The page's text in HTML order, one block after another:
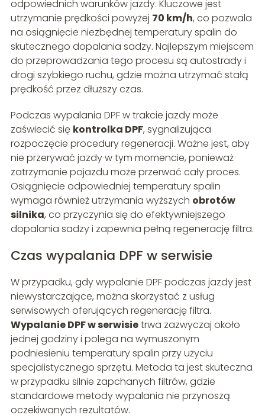
odpowiednich warunków jazdy. Kluczowe jest
utrzymanie prędkości powyżej 70 km/h, co pozwala
na osiągnięcie niezbędnej temperatury spalin do
skutecznego dopalania sadzy. Najlepszym miejscem
do przeprowadzania tego procesu są autostrady i
drogi szybkiego ruchu, gdzie można utrzymać stałą
prędkość przez dłuższy czas.
Podczas wypalania DPF w trakcie jazdy może
zaświecić się kontrolka DPF, sygnalizująca
rozpoczęcie procedury regeneracji. Ważne jest, aby
nie przerywać jazdy w tym momencie, ponieważ
zatrzymanie pojazdu może przerwać cały proces.
Osiągnięcie odpowiedniej temperatury spalin
wymaga również utrzymania wyższych obrotów
silnika, co przyczynia się do efektywniejszego
dopalania sadzy i zapewnia pełną regenerację filtra.
Czas wypalania DPF w serwisie
W przypadku, gdy wypalanie DPF podczas jazdy jest
niewystarczające, można skorzystać z usług
serwisowych oferujących regenerację filtra.
Wypalanie DPF w serwisietrwa zazwyczaj około
jednej godziny i polega na wymuszonym
podniesieniu temperatury spalin przy użyciu
specjalistycznego sprzętu. Metoda ta jest skuteczna
w przypadku silnie zapchanych filtrów, gdzie
standardowe metody wypalania nie przynoszą
oczekiwanych rezultatów.